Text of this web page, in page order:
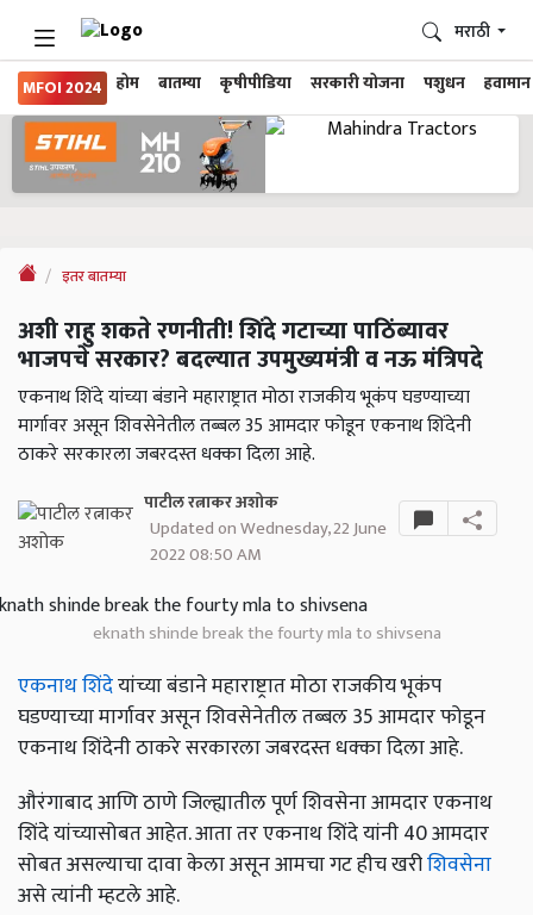
MFOI 2024 होम बातम्या कृषीपीडिया सरकारी योजना पशुधन हवामान
मराठी
इतर बातम्या
अशी राहु शकते रणनीती! शिंदे गटाच्या पाठिंब्यावर
भाजपचे सरकार? बदल्यात उपमुख्यमंत्री व नऊ मंत्रिपदे
एकनाथ शिंदे यांच्या बंडाने महाराष्ट्रात मोठा राजकीय भूकंप घडण्याच्या
मार्गावर असून शिवसेनेतील तब्बल 35 आमदार फोडून एकनाथ शिंदेनी
ठाकरे सरकारला जबरदस्त धक्का दिला आहे.
पाटील रत्नाकर अशोक
Updated on Wednesday, 22 June
2022 08:50 AM
eknath shinde break the fourty mla to shivsena
एकनाथ शिंदेयांच्या बंडाने महाराष्ट्रात मोठा राजकीय भूकंप
घडण्याच्या मार्गावर असून शिवसेनेतील तब्बल 35 आमदार फोडून
एकनाथ शिंदेनी ठाकरे सरकारला जबरदस्त धक्का दिला आहे.
औरंगाबाद आणि ठाणे जिल्ह्यातील पूर्ण शिवसेना आमदार एकनाथ
शिंदे यांच्यासोबत आहेत. आता तर एकनाथ शिंदे यांनी 40 आमदार
सोबत असल्याचा दावा केला असून आमचा गट हीच खरीशिवसेना
असे त्यांनी म्हटले आहे.